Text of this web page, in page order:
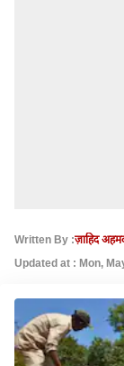
Written By :ज़ाहिद
Updated at : Mon,